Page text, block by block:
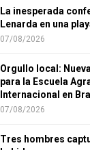
La inesperada
Lenarda en una
07/08/2026
Orgullo local:
para la Escuela
Internacional en
07/08/2026
Tres hombres